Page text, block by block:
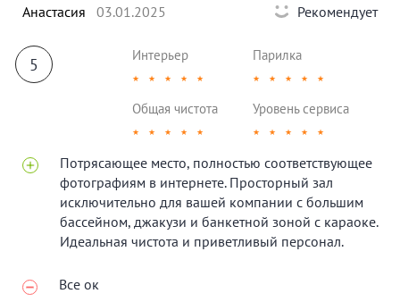
Анастасия 03.01.2025 Рекомендует
5 Интерьер
★ ★ ★ ★ ★
Парилка
★ ★ ★ ★ ★
Общая чистота
★ ★ ★ ★ ★
Уровень сервиса
★ ★ ★ ★ ★
Потрясающее место, полностью соответствующее
фотографиям в интернете. Просторный зал
исключительно для вашей компании с большим
бассейном, джакузи и банкетной зоной с караоке.
Идеальная чистота и приветливый персонал.
Все ок